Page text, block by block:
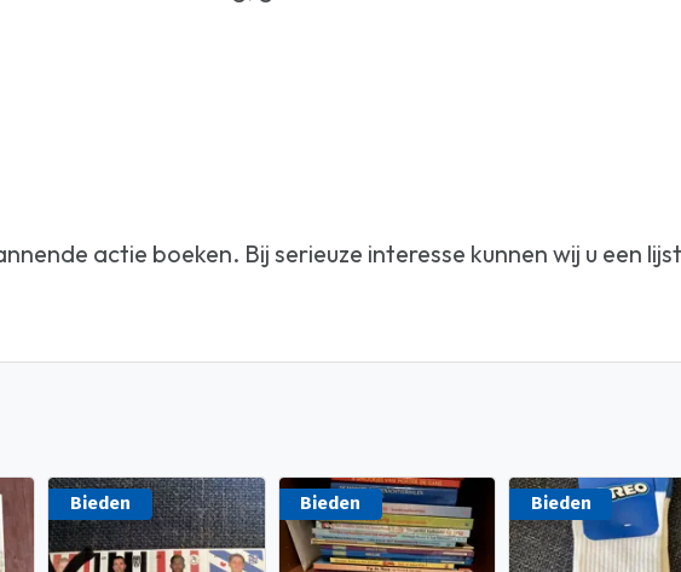
actie boeken. Bij serieuze interesse kunnen wij u een
Bieden Bieden Bieden